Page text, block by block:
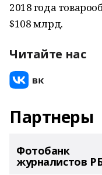
2018 года
$108 млрд.
Читайте нас
Партнеры
Фотобанк
журналистов